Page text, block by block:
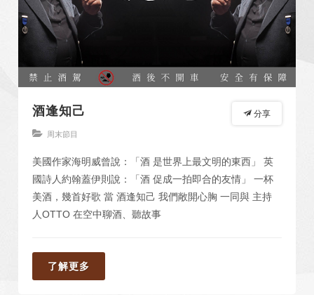
分享
酒逢知己
周末節目
美國作家海明威曾說：「酒 是世界上最文明的東西」 英
國詩人約翰蓋伊則說：「酒 促成一拍即合的友情」 一杯
美酒，幾首好歌 當 酒逢知己 我們敞開心胸 一同與 主持
人OTTO 在空中聊酒、聽故事
了解更多